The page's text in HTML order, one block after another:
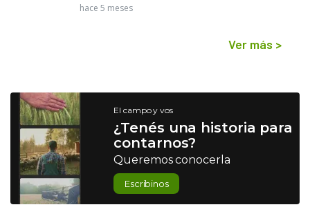
hace 5 meses
Ver más >
El campo y vos
¿Tenés una historia para
contarnos?
Queremos conocerla
Escribinos